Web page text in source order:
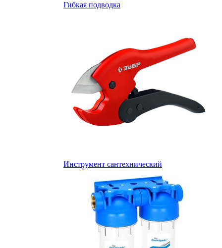
Гибкая подводка
Инструмент сантехнический